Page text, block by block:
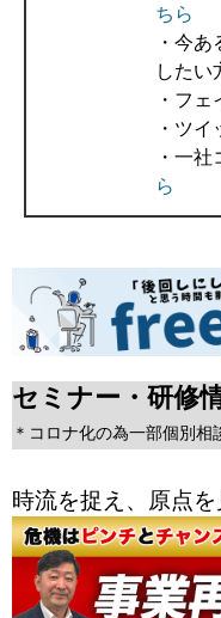
ちら
・今
したい
・フ
・ツ
・一
ら
セミナー・研修
＊コロナ化の為一部個別相
時流を捉え、原点